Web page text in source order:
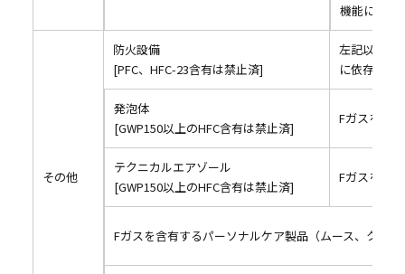
機能に依存
その他
防火設備
[PFC、HFC-23含有は禁止済]
左記以外の
に依存する
発泡体
[GWP150以上のHFC含有は禁止済]
Fガスを含有
テクニカルエアゾール
[GWP150以上のHFC含有は禁止済]
Fガスを含有
Fガスを含有するパーソナルケア製品（ムース、クリ